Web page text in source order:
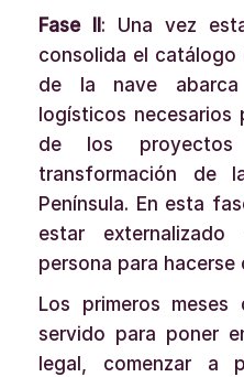
Fase II : Una vez
consolida el
de la nave
logísticos
de los
transformación de
Península. En esta
estar
persona para hacerse
Los primeros
servido para poner
legal, comenzar a